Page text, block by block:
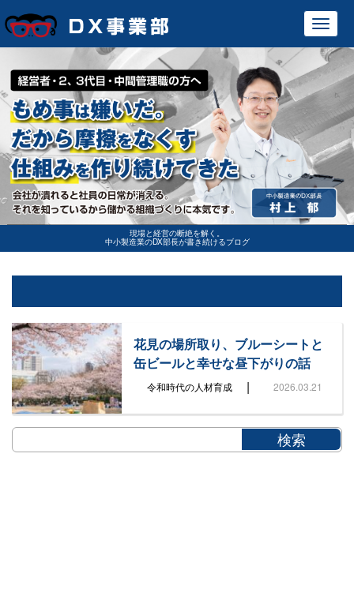
現場と経営の断絶を解く。
中小製造業のDX部長が書き続けるブログ
花見の場所取り、ブルーシートと
缶ビールと幸せな昼下がりの話
令和時代の人材育成 | 2026.03.21